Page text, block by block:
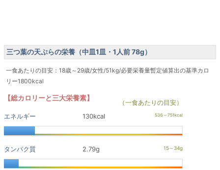
三つ葉の天ぷらの栄養（中皿1皿・1人前 78g）
一食あたりの目安：18歳～29歳/女性/51kg/必要栄養量暫定値算出の基準カロ
リー1800kcal
【総カロリーと三大栄養素】
（一食あたりの目安）
エネルギー
130kcal
タンパク質 2.79g